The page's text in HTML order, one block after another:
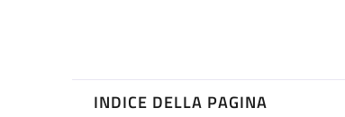
INDICE DELLA PAGINA